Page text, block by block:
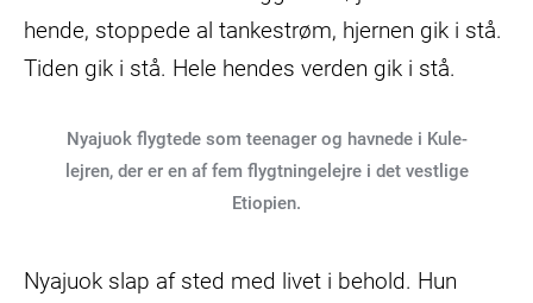
hende, stoppede al tankestrøm, hjernen gik i stå.
Tiden gik i stå. Hele hendes verden gik i stå.
Nyajuok flygtede som teenager og havnede i Kule-
lejren, der er en af fem flygtningelejre i det vestlige
Etiopien.
Nyajuok slap af sted med livet i behold. Hun